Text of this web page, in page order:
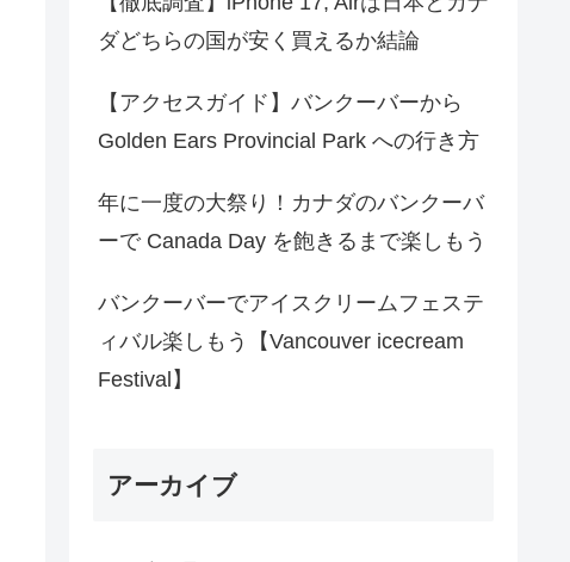
ダどちらの国が安く買えるか結論
【アクセスガイド】バンクーバーから
Golden Ears Provincial Park への行き方
年に一度の大祭り！カナダのバンクーバ
ーで Canada Day を飽きるまで楽しもう
バンクーバーでアイスクリームフェステ
ィバル楽しもう【Vancouver icecream
Festival】
アーカイブ